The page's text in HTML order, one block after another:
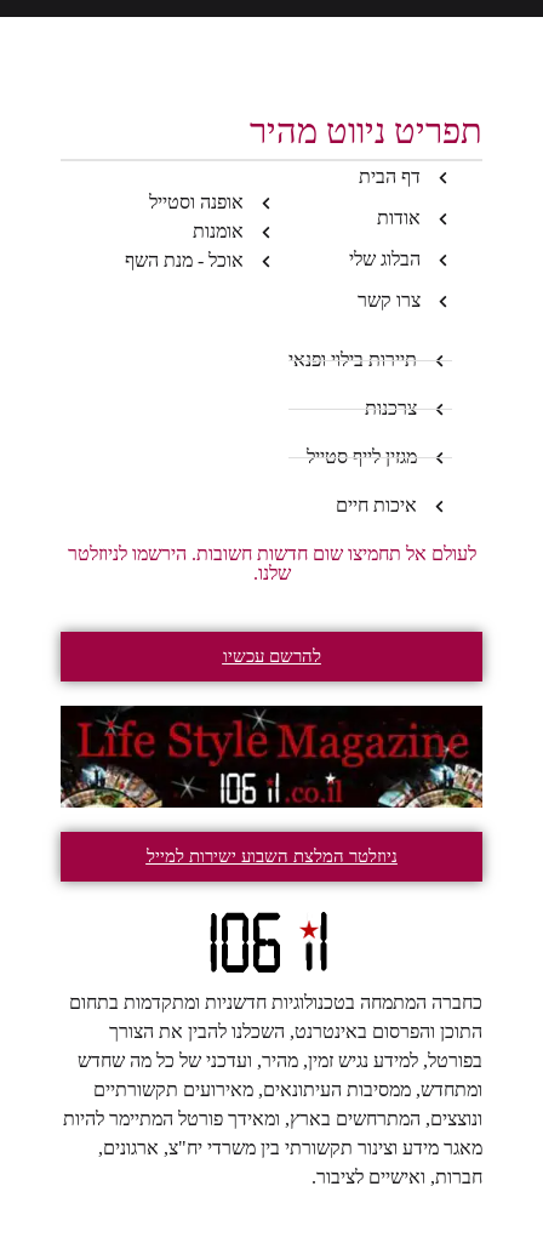
תפריט ניווט מהיר
דף הבית
אודות
הבלוג שלי
צרו קשר
אופנה וסטייל
אומנות
אוכל - מנת השף
תיירות בילוי ופנאי
צרכנות
מגזין לייף סטייל
איכות חיים
לעולם אל תחמיצו שום חדשות חשובות. הירשמו לניוזלטר
שלנו.
להרשם עכשיו
ניוזלטר המלצת השבוע ישירות למייל
כחברה המתמחה בטכנולוגיות חדשניות ומתקדמות בתחום
התוכן והפרסום באינטרנט, השכלנו להבין את הצורך
בפורטל, למידע נגיש זמין, מהיר, ועדכני של כל מה שחדש
ומתחדש, ממסיבות העיתונאים, מאירועים תקשורתיים
ונוצצים, המתרחשים בארץ, ומאידך פורטל המתיימר להיות
מאגר מידע וצינור תקשורתי בין משרדי יח"צ, ארגונים,
חברות, ואישיים לציבור.